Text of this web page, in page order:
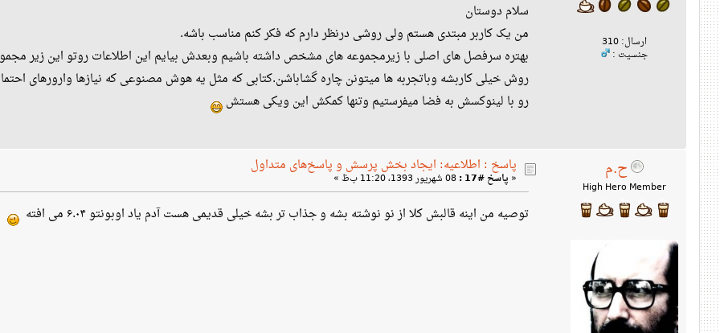
ارسال: 310
جنسیت :
سلام دوستان
من یک کاربر مبتدی هستم ولی روشی درنظر دارم که فکر کنم مناسب باشه.
بهتره سرفصل های اصلی با زیرمجموعه های مشخص داشته باشیم وبعدش بیایم این اطلاعات روتو این زیر
روش خیلی کاربشه وباتجربه ها میتونن چاره گشاباشن.کتابی که مثل یه هوش مصنوعی که نیازها وارورهای
رو با لینوکسش به فضا میفرستیم وتنها کمکش این ویکی هستش
ح.م
High Hero Member
پاسخ : اطلاعیه: ایجاد بخش پرسش و پاسخ‌های متداول
« پاسخ #17 :
توصیه من اینه قالبش کلا از نو نوشته بشه و جذاب تر بشه خیلی قدیمی هست آدم یاد اوبونتو ۶.۰۴ می افته